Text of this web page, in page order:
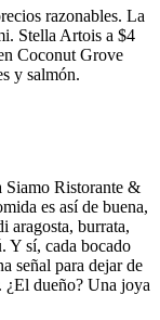
razonables. La
Stella Artois a $4
Coconut Grove
y salmón.
Siamo Ristorante &
es así de buena,
aragosta, burrata,
Y sí, cada bocado
señal para dejar de
¿El dueño? Una joya